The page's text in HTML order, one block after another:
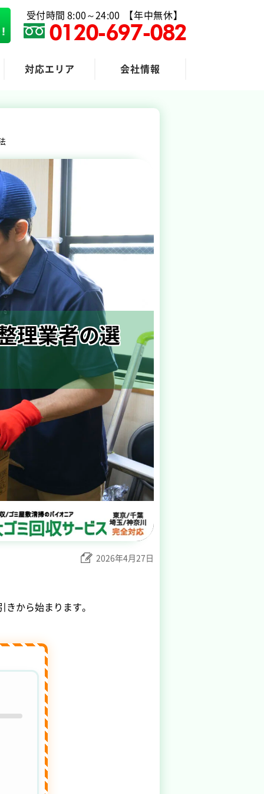
受付時間 8:00～24:00 【年中無休】
0120-697-082
対応エリア 会社情報
理業者の選
2026年4月27日
から始まります。